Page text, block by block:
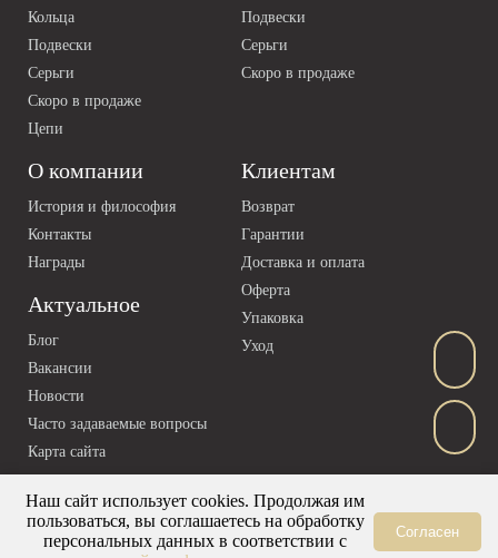
О компании
История и философия
Контакты
Награды
Актуальное
Блог
Вакансии
Новости
Часто задаваемые вопросы
Карта сайта
Клиентам
Возврат
Гарантии
Доставка и оплата
Оферта
Упаковка
Уход
Кольца
Подвески
Серьги
Скоро в продаже
Цепи
Подвески
Серьги
Скоро в продаже
Наш сайт использует cookies. Продолжая им
пользоваться, вы соглашаетесь на обработку
персональных данных в соответствии с
Согласен